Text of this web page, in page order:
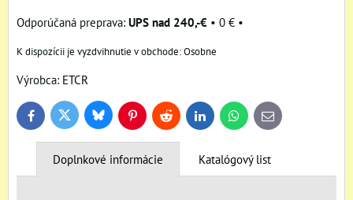
UPS nad 240,-€ • 0 € •
Osobne
Výrobca: ETCR
FacebookTwitter BlueskyPinterestReddit LinkedInWhatsApp
E-
mail
Doplnkové informácie Katalógový list